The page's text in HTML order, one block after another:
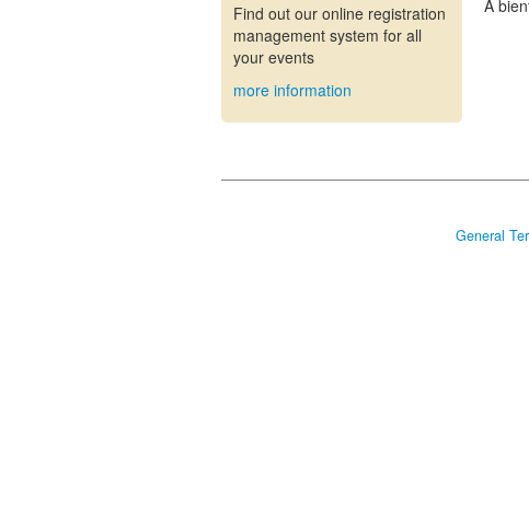
Find out our online registration
management system for all
your events
more information
A
General